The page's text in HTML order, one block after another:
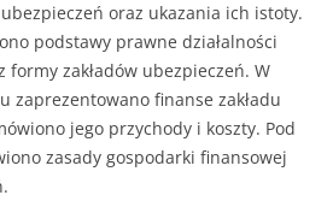
oraz ukazania ich istoty.
podstawy prawne działalności
formy zakładów ubezpieczeń. W
zaprezentowano finanse zakładu
jego przychody i koszty. Pod
zasady gospodarki finansowej